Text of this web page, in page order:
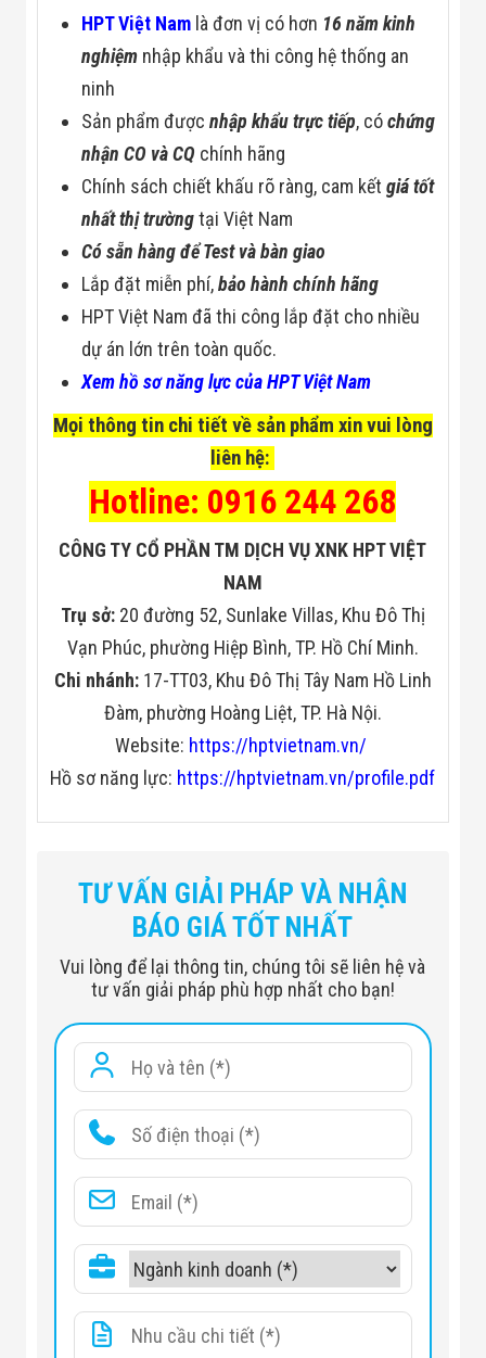
HPT Việt Nam là đơn vị có hơn 16 năm kinh
nghiệm nhập khẩu và thi công hệ thống an
ninh
Sản phẩm đượcnhập khẩu trực tiếp, cóchứng
nhận CO và CQ chính hãng
Chính sách chiết khấu rõ ràng, cam kếtgiá tốt
nhất thị trườngtại Việt Nam
Có sẵn hàng để Test và bàn giao
Lắp đặt miễn phí,bảo hành chính hãng
HPT Việt Nam đã thi công lắp đặt cho nhiều
dự án lớn trên toàn quốc.
Xem hồ sơ năng lực của HPT Việt Nam
Mọi thông tin chi tiết về sản phẩm xin vui lòng
liên hệ:
Hotline: 0916 244 268
CÔNG TY CỔ PHẦN TM DỊCH VỤ XNK HPT VIỆT
NAM
Trụ sở: 20 đường 52, Sunlake Villas, Khu Đô Thị
Vạn Phúc, phường Hiệp Bình, TP. Hồ Chí Minh.
Chi nhánh:17-TT03, Khu Đô Thị Tây Nam Hồ Linh
Đàm, phường Hoàng Liệt, TP. Hà Nội.
Website: https://hptvietnam.vn/
Hồ sơ năng lực: https://hptvietnam.vn/profile.pdf
SMD600Plus/pz
TƯ VẤN GIẢI PHÁP VÀ NHẬN
BÁO GIÁ TỐT NHẤT
Vui lòng để lại thông tin, chúng tôi sẽ liên hệ và
tư vấn giải pháp phù hợp nhất cho bạn!